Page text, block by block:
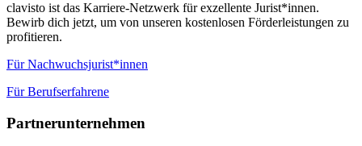
clavisto ist das Karriere-Netzwerk für exzellente Jurist*innen.
Bewirb dich jetzt, um von unseren kostenlosen Förderleistungen zu
profitieren.
Für Nachwuchsjurist*innen
Für Berufserfahrene
Partnerunternehmen